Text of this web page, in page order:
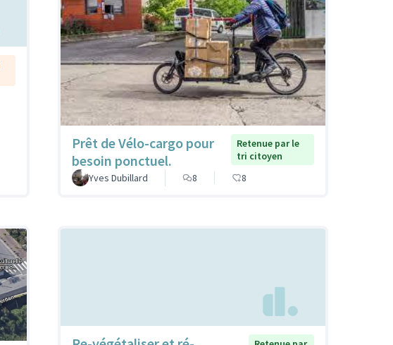
Prêt de Vélo-cargo pour
besoin ponctuel.
Retenue par le
tri citoyen
Yves Dubillard
8 8